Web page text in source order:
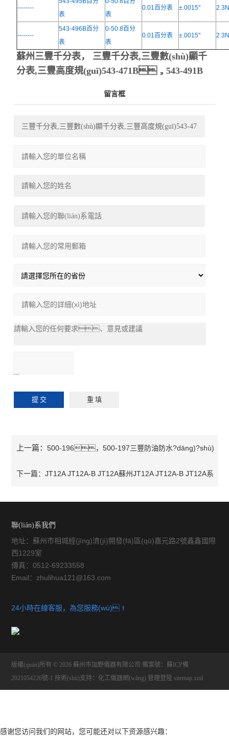
--------
表
表
0.01百分表 ±.0015"
--------
543-496B百分
表
0-50.8百分
表
0.01百分表 ±.0015"
蘇州三豐千分表， 三豐千分表,三豐數(shù)顯千
分表,三豐高度規(guī)543-471B，543-491B
留言框
上一篇：500-196，500-197三豐防油防水?dāng)?shù)
顯卡尺
下一篇：JT12A JT12A-B JT12A蘇州JT12A JT12A-B JT12A系
聯(lián)系我們
地址：蘇州市相城經(jīng)濟(jì)開發(fā)區(qū)嘉元路2號鑫鑫國際
西1229室
傳真：0512-69233558
Email：zhulihua121@163.com
24小時在線客服，為您服務(wù)！
版權(quán)所有 © 2026 蘇州市加野儀器有限公司備案號：蘇ICP備
2021054226號-1 技術(shù)支持： 化工儀器網(wǎng) 管理登陸 sitemap.xml
感谢您访问我们的网站，您可能还对以下资源感兴趣：